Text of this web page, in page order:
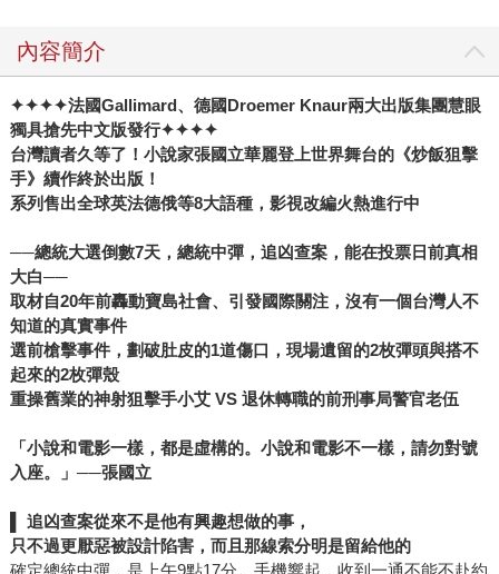
內容簡介
✦✦✦✦法國Gallimard、德國Droemer Knaur兩大出版集團慧眼
獨具搶先中文版發行✦✦✦✦
台灣讀者久等了！小說家張國立華麗登上世界舞台的《炒飯狙擊
手》續作終於出版！
系列售出全球英法德俄等8大語種，影視改編火熱進行中
──總統大選倒數7天，總統中彈，追凶查案，能在投票日前真相
大白──
取材自20年前轟動寶島社會、引發國際關注，沒有一個台灣人不
知道的真實事件
選前槍擊事件，劃破肚皮的1道傷口，現場遺留的2枚彈頭與搭不
起來的2枚彈殼
重操舊業的神射狙擊手小艾 VS 退休轉職的前刑事局警官老伍
「小說和電影一樣，都是虛構的。小說和電影不一樣，請勿對號
入座。」──張國立
追凶查案從來不是他有興趣想做的事，
只不過更厭惡被設計陷害，而且那線索分明是留給他的
確定總統中彈，是上午9點17分。手機響起，收到一通不能不赴約